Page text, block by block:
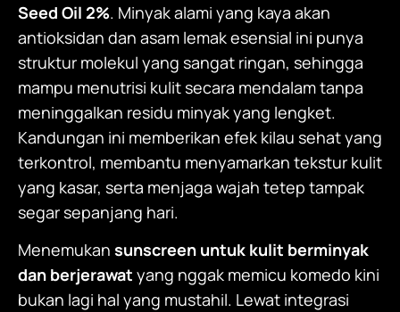
Seed Oil 2%. Minyak alami yang kaya akan
antioksidan dan asam lemak esensial ini punya
struktur molekul yang sangat ringan, sehingga
mampu menutrisi kulit secara mendalam tanpa
meninggalkan residu minyak yang lengket.
Kandungan ini memberikan efek kilau sehat yang
terkontrol, membantu menyamarkan tekstur kulit
yang kasar, serta menjaga wajah tetep tampak
segar sepanjang hari.
Menemukan sunscreen untuk kulit berminyak
dan berjerawat yang nggak memicu komedo kini
bukan lagi hal yang mustahil. Lewat integrasi